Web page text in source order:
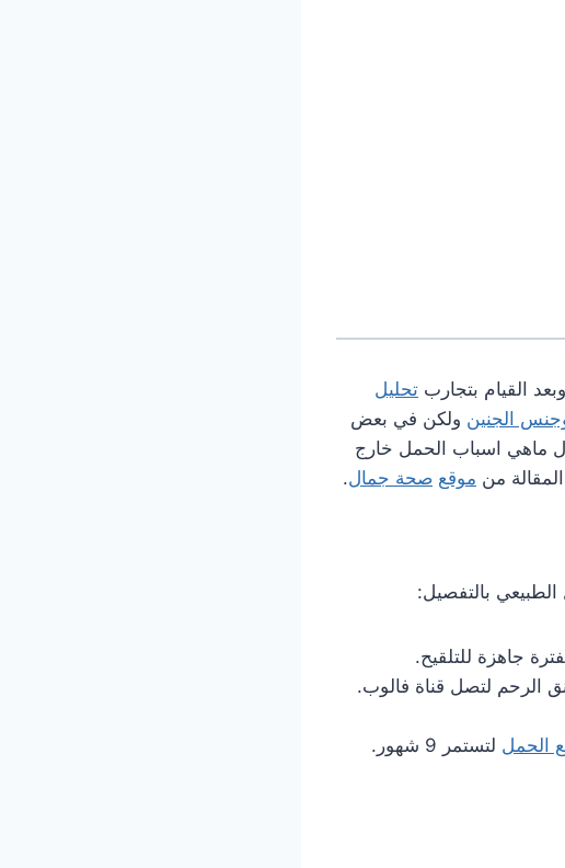
القيام بتجارب تحليل
الجنين ولكن في بعض
ماهي اسباب الحمل خارج
من موقع صحة جمال.
بالتفصيل:
جاهزة للتلقيح.
الرحم لتصل قناة فالوب.
الحمل لتستمر 9 شهور.